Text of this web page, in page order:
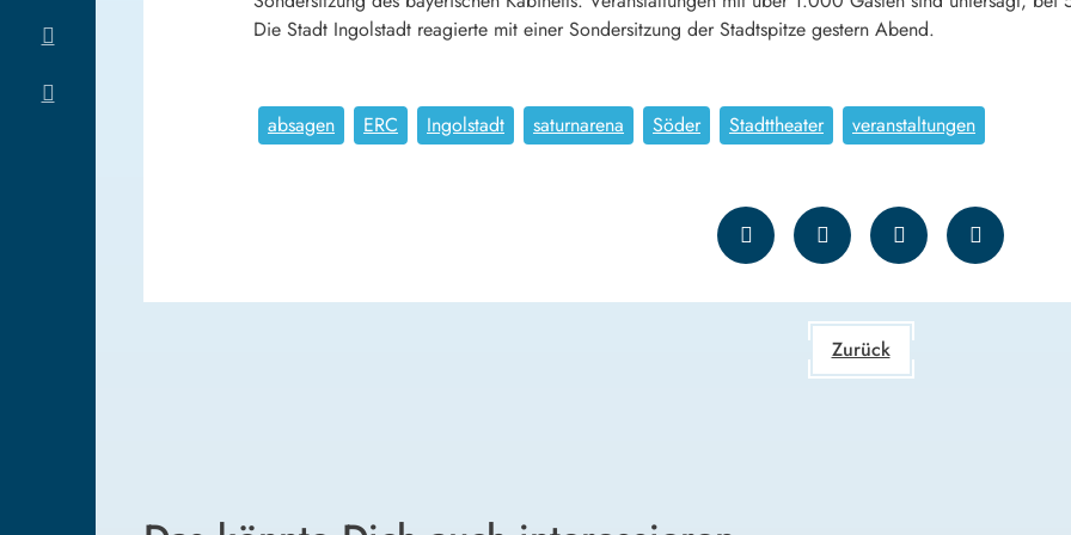
Die Stadt Ingolstadt reagierte mit einer Sondersitzung der Stadtspitze gestern Abend.
absagen ERC Ingolstadt saturnarena Söder Stadttheater veranstaltungen
Zurück